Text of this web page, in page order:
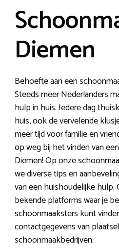
Diemen
Behoefte aan een
Steeds meer Nederlanders
hulp in huis. Iedere dag
huis, ook de vervelende
meer tijd voor familie en
op weg bij het vinden van
Diemen! Op onze
we diverse tips en
van een huishoudelijke
bekende platforms waar je
schoonmaaksters kunt
contactgegevens van
schoonmaakbedrijven.